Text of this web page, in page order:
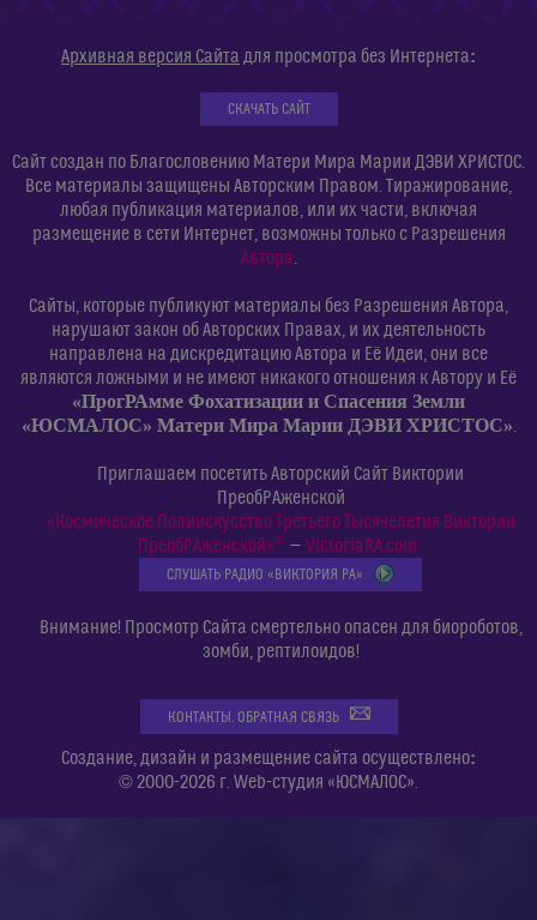
Архивная версия Сайта для просмотра без Интернета:
СКАЧАТЬ САЙТ
Сайт создан по Благословению Матери Мира Марии ДЭВИ ХРИСТОС.
Все материалы защищены Авторским Правом. Тиражирование,
любая публикация материалов, или их части, включая
размещение в сети Интернет, возможны только с Разрешения
Автора
Сайты, которые публикуют материалы без Разрешения Автора,
нарушают закон об Авторских Правах, и их деятельность
направлена на дискредитацию Автора и Её Идеи, они все
являются ложными и не имеют никакого отношения к Автору и Её
«ПрогРАмме Фохатизации и Спасения Земли
«ЮСМАЛОС» Матери Мира Марии ДЭВИ ХРИСТОС»
Приглашаем посетить Авторский Сайт Виктории
ПреобРАженской
«Космическое Полиискусство Третьего Тысячелетия Виктории
ПреобРАженской»©— VictoriaRA.com
СЛУШАТЬ РАДИО «ВИКТОРИЯ РА»
Внимание! Просмотр Сайта смертельно опасен для биороботов,
зомби, рептилоидов!
КОНТАКТЫ. ОБРАТНАЯ СВЯЗЬ
Создание, дизайн и размещение сайта осуществлено:
© 2000-2026 г. Web-студия «ЮСМАЛОС».